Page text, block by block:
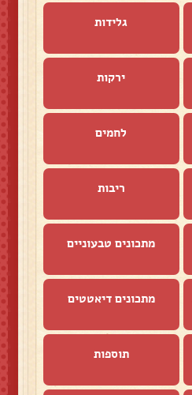
גלידות
ירקות
לחמים
ריבות
מתכונים טבעוניים
מתכונים דיאטטים
תוספות